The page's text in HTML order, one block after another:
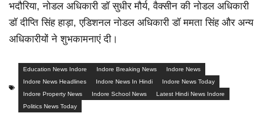
भदौरिया, नोडल अधिकारी डॉ सुधीर मौर्य, वैक्सीन की नोडल अधिकारी
डॉ दीप्ति सिंह हाड़ा, एडिशनल नोडल अधिकारी डॉ ममता सिंह और अन्य
अधिकारीयों ने शुभकामनाएं दी।
Education News Indore Indore Breaking News
Indore News
Indore News Headlines
Indore News In Hindi
Indore News Today
Indore Property News
Indore School News
Latest Hindi News Indore
Politics News Today